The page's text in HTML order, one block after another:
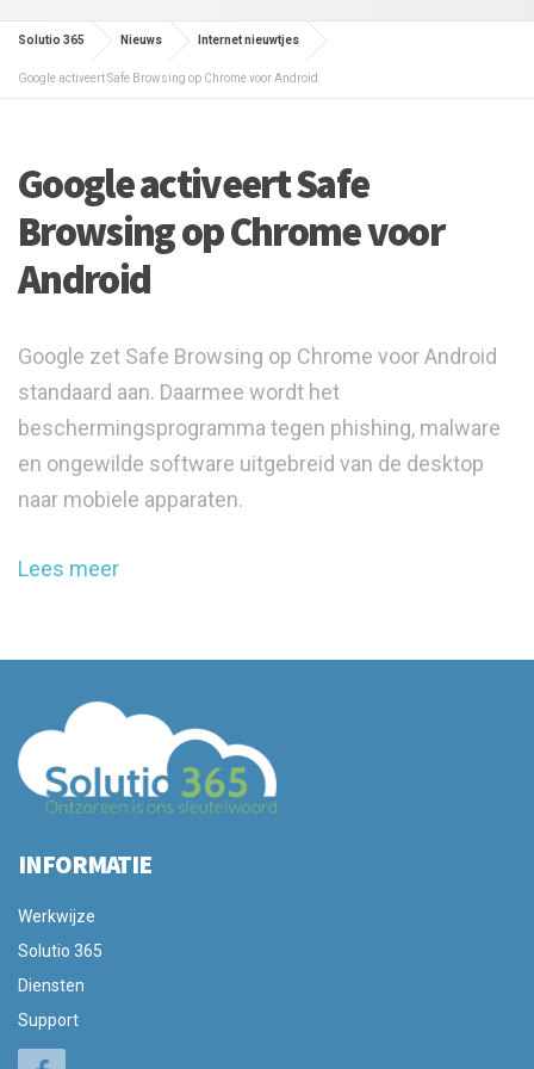
Solutio 365 Nieuws Internet nieuwtjes
Google activeert Safe Browsing op Chrome voor Android
Google activeert Safe
Browsing op Chrome voor
Android
Google zet Safe Browsing op Chrome voor Android
standaard aan. Daarmee wordt het
beschermingsprogramma tegen phishing, malware
en ongewilde software uitgebreid van de desktop
naar mobiele apparaten.
Lees meer
INFORMATIE
Werkwijze
Solutio 365
Diensten
Support